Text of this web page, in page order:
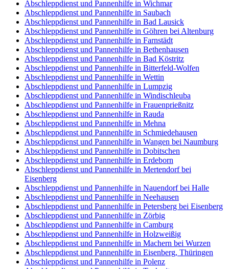
Abschleppdienst und Pannenhilfe in Wichmar
Abschleppdienst und Pannenhilfe in Saubach
Abschleppdienst und Pannenhilfe in Bad Lausick
Abschleppdienst und Pannenhilfe in Göhren bei Altenburg
Abschleppdienst und Pannenhilfe in Farnstädt
Abschleppdienst und Pannenhilfe in Bethenhausen
Abschleppdienst und Pannenhilfe in Bad Köstritz
Abschleppdienst und Pannenhilfe in Bitterfeld-Wolfen
Abschleppdienst und Pannenhilfe in Wettin
Abschleppdienst und Pannenhilfe in Lumpzig
Abschleppdienst und Pannenhilfe in Windischleuba
Abschleppdienst und Pannenhilfe in Frauenprießnitz
Abschleppdienst und Pannenhilfe in Rauda
Abschleppdienst und Pannenhilfe in Mehna
Abschleppdienst und Pannenhilfe in Schmiedehausen
Abschleppdienst und Pannenhilfe in Wangen bei Naumburg
Abschleppdienst und Pannenhilfe in Dobitschen
Abschleppdienst und Pannenhilfe in Erdeborn
Abschleppdienst und Pannenhilfe in Mertendorf bei
Eisenberg
Abschleppdienst und Pannenhilfe in Nauendorf bei Halle
Abschleppdienst und Pannenhilfe in Neehausen
Abschleppdienst und Pannenhilfe in Petersberg bei Eisenberg
Abschleppdienst und Pannenhilfe in Zörbig
Abschleppdienst und Pannenhilfe in Camburg
Abschleppdienst und Pannenhilfe in Holzweißig
Abschleppdienst und Pannenhilfe in Machern bei Wurzen
Abschleppdienst und Pannenhilfe in Eisenberg, Thüringen
Abschleppdienst und Pannenhilfe in Polenz